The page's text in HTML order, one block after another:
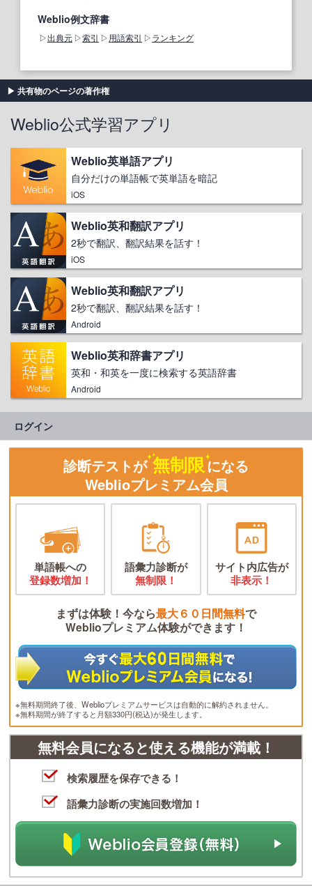
Weblio例文辞書
出典元 索引 用語索引 ランキング
共有物のページの著作権
Weblio公式学習アプリ
Weblio英単語アプリ
自分だけの単語帳で英単語を暗記
iOS
Weblio英和翻訳アプリ
2秒で翻訳、翻訳結果を話す！
iOS
Weblio英和翻訳アプリ
2秒で翻訳、翻訳結果を話す！
Android
Weblio英和辞書アプリ
英和・和英を一度に検索する英語辞書
Android
ログイン
診断テストが 無制限になる
Weblioプレミアム会員
単語帳への
登録数増加！
語彙力診断が
無制限！
サイト内広告が
非表示！
まずは体験！今なら最大６０日間無料で
Weblioプレミアム体験ができます！
※無料期間終了後、Weblioプレミアムサービスは自動的に解約されません。
※無料期間が終了すると月額330円(税込)が発生します。
無料会員になると使える機能が満載！
検索履歴を保存できる！
語彙力診断の実施回数増加！